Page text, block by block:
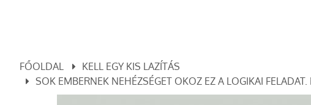
FŐOLDAL
KELL EGY KIS LAZÍTÁS
SOK EMBERNEK NEHÉZSÉGET OKOZ EZ A LOGIKAI